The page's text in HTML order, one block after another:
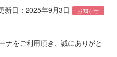
新日：2025年9月3日 お知らせ
ナをご利用頂き、誠にありがと